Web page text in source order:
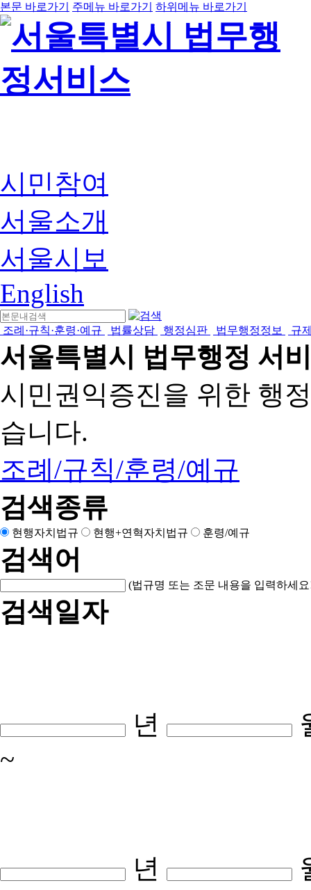
본문 바로가기 주메뉴 바로가기 하위메뉴 바로가기
시민참여
서울소개
서울시보
English
조례·규칙·훈령·예규 법률상담 행정심판 법무행정정보 규
서울특별시 법무행정 서
시민권익증진을 위한 행
습니다.
조례/규칙/훈령/예규
검색종류
현행자치법규 현행+연혁자치법규 훈령/예규
검색어
(법규명 또는 조문 내용을 입력하세
검색일자
년
~
년